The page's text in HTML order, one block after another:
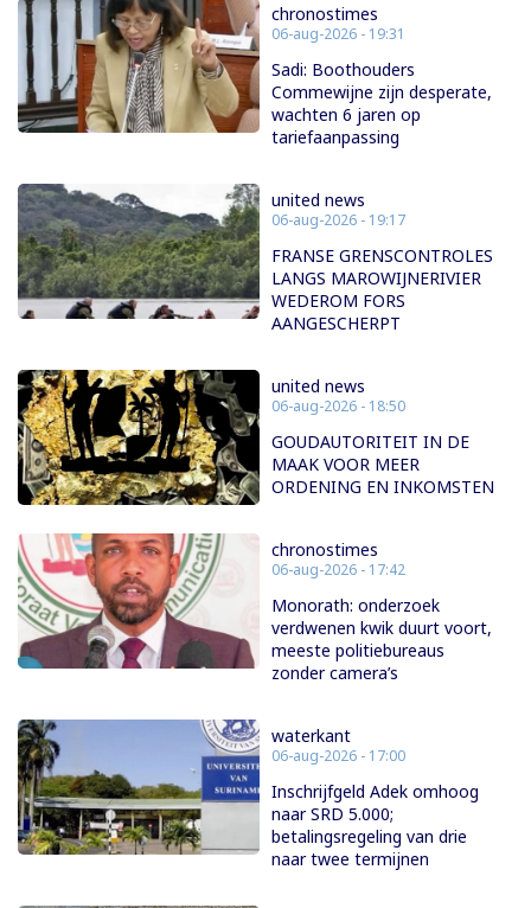
chronostimes
06-aug-2026 - 19:31
Sadi: Boothouders
Commewijne zijn desperate,
wachten 6 jaren op
tariefaanpassing
united news
06-aug-2026 - 19:17
FRANSE GRENSCONTROLES
LANGS MAROWIJNERIVIER
WEDEROM FORS
AANGESCHERPT
united news
06-aug-2026 - 18:50
GOUDAUTORITEIT IN DE
MAAK VOOR MEER
ORDENING EN INKOMSTEN
chronostimes
06-aug-2026 - 17:42
Monorath: onderzoek
verdwenen kwik duurt voort,
meeste politiebureaus
zonder camera’s
waterkant
06-aug-2026 - 17:00
Inschrijfgeld Adek omhoog
naar SRD 5.000;
betalingsregeling van drie
naar twee termijnen